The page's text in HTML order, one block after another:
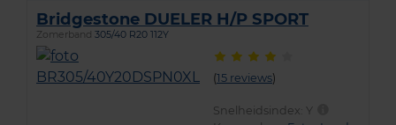
Bridgestone DUELER H/P SPORT
Zomerband 305/40 R20 112Y
(15 reviews)
Snelheidsindex: Y